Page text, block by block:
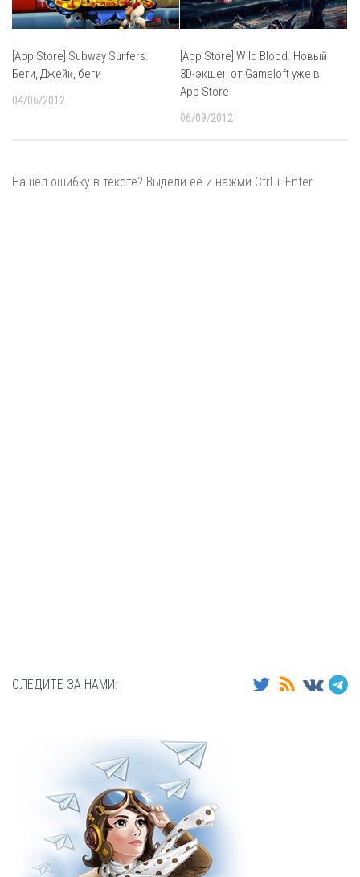
[App Store] Subway Surfers.
Беги, Джейк, беги
04/06/2012
[App Store] Wild Blood. Новый
3D-экшен от Gameloft уже в
App Store
06/09/2012
Нашёл ошибку в тексте? Выдели её и нажми Ctrl + Enter
СЛЕДИТЕ ЗА НАМИ: